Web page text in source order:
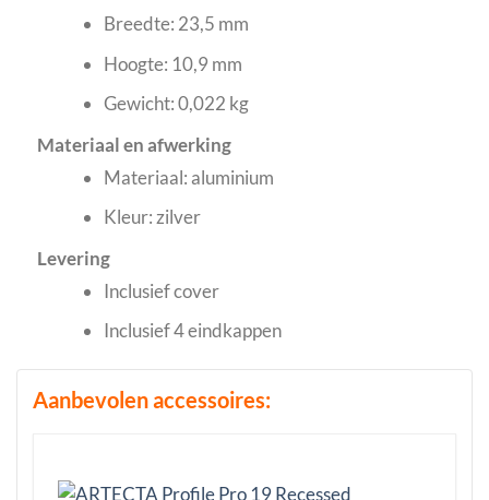
Breedte: 23,5 mm
Hoogte: 10,9 mm
Gewicht: 0,022 kg
Materiaal en afwerking
Materiaal: aluminium
Kleur: zilver
Levering
Inclusief cover
Inclusief 4 eindkappen
Aanbevolen accessoires: